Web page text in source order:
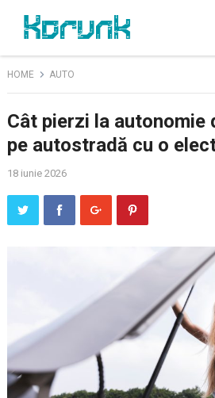
HOME AUTO
Cât pierzi la autonomie
pe autostradă cu o
18 iunie 2026